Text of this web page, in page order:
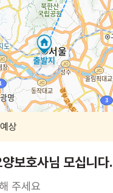
예상
보호사님 모십니다.
주세요